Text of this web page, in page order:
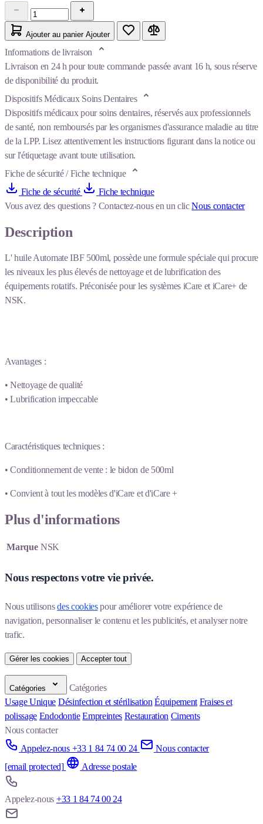
Ajouter au panier Ajouter
Informations de livraison
Livraison en 24 h pour toute commande passée avant 16 h, sous réserve
de disponibilité du produit.
Dispositifs Médicaux Soins Dentaires
Dispositifs médicaux pour soins dentaires, réservés aux professionnels
de santé, non remboursés par les organismes d'assurance maladie au titre
de la LPP. Lisez attentivement les instructions figurant dans la notice ou
sur l'étiquetage avant toute utilisation.
Fiche de sécurité / Fiche technique
Fiche de sécurité
Fiche technique
Vous avez des questions ? Contactez-nous en un clicNous contacter
Description
L' huile Automate IBF 500ml, possède une formule spéciale qui procure
les niveaux les plus élevés de nettoyage et de lubrification des
équipements rotatifs. Préconisée pour les systèmes iCare et iCare+ de
NSK.
Avantages :
• Nettoyage de qualité
• Lubrification impeccable
Caractéristiques techniques :
• Conditionnement de vente : le bidon de 500ml
• Convient à tout les modèles d'iCare et d'iCare +
Plus d'informations
Marque NSK
Nous respectons votre vie privée.
Nous utilisons des cookies pour améliorer votre expérience de
navigation, personnaliser le contenu et les publicités, et analyser notre
trafic.
Gérer les cookies Accepter tout
Catégories
Catégories
Usage Unique Désinfection et stérilisation Équipement Fraises et
polissage Endodontie Empreintes Restauration Ciments
Nous contacter
Appelez-nous +33 1 84 74 00 24
Nous contacter
[email protected]
Adresse postale
Appelez-nous +33 1 84 74 00 24